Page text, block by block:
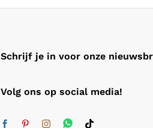
Schrijf je in voor onze
Volg ons op social media!